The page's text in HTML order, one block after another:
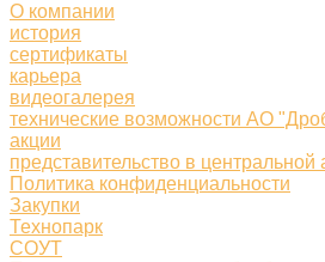
О компании
история
сертификаты
карьера
видеогалерея
технические возможности АО
акции
представительство в центральной
Политика конфиденциальности
Закупки
Технопарк
СОУТ